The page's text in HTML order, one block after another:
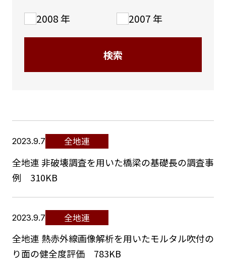
2008 年
2007 年
検索
2023.9.7 全地連
全地連 非破壊調査を用いた橋梁の基礎長の調査事
例 310KB
2023.9.7 全地連
全地連 熱赤外線画像解析を用いたモルタル吹付の
り面の健全度評価 783KB